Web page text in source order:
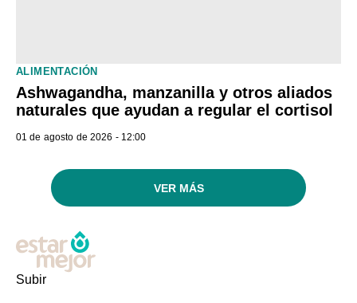
ALIMENTACIÓN
Ashwagandha, manzanilla y otros aliados
naturales que ayudan a regular el cortisol
01 de agosto de 2026 - 12:00
VER MÁS
Subir